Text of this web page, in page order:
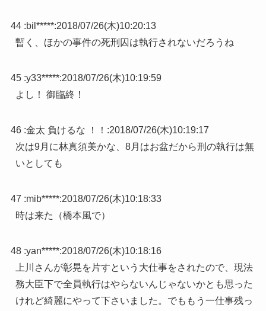
44 :bil*****:2018/07/26(木)10:20:13
暫く、ほかの事件の死刑囚は執行されないだろうね
45 :y33*****:2018/07/26(木)10:19:59
よし！ 御臨終！
46 :金太 負けるな ！！ :2018/07/26(木)10:19:17
次は9月に林真須美かな、8月はお盆だから刑の執行は無
いとしても
47 :mib*****:2018/07/26(木)10:18:33
時は来た（橋本風で）
48 :yan*****:2018/07/26(木)10:18:16
上川さんが彰晃を片すという大仕事をされたので、現法
務大臣下で全員執行はやらないんじゃないかとも思った
けれど綺麗にやって下さいました。でももう一仕事残っ